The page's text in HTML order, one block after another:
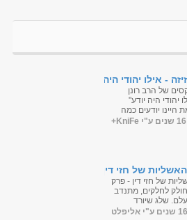
- אילו יהודי היה
של הרב רונן
יהודי היה יודע"
היינו יודעים כמה
אותנו :) ...
של חזי דין
של חזי דין - פרק
לחלקים, מתנדב
שלג שיורד
נשמע לכם